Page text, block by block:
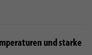
und starke